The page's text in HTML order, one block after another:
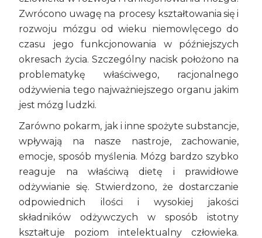
Zwrócono uwagę na procesy kształtowania się i
rozwoju mózgu od wieku niemowlęcego do
czasu jego funkcjonowania w późniejszych
okresach życia. Szczególny nacisk położono na
problematykę właściwego, racjonalnego
odżywienia tego najważniejszego organu jakim
jest mózg ludzki.
Zarówno pokarm, jak i inne spożyte substancje,
wpływają na nasze nastroje, zachowanie,
emocje, sposób myślenia. Mózg bardzo szybko
reaguje na właściwą dietę i prawidłowe
odżywianie się. Stwierdzono, że dostarczanie
odpowiednich ilości i wysokiej jakości
składników odżywczych w sposób istotny
kształtuje poziom intelektualny człowieka.